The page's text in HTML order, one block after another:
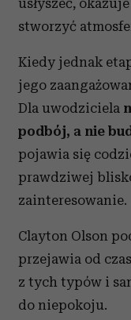
usłyszeć,
stworzyć
Kiedy jednak
jego
Dla uwodziciela
podbój, a nie
pojawia się
prawdziwej
zainteresowanie.
Clayton Olson
przejawia od
z tych typów i
do niepokoju.